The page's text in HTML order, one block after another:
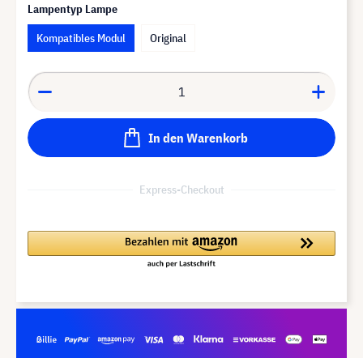
Lampentyp Lampe
Kompatibles Modul
Original
In den Warenkorb
Express-Checkout